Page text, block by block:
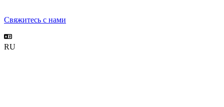
Свяжитесь с нами
RU